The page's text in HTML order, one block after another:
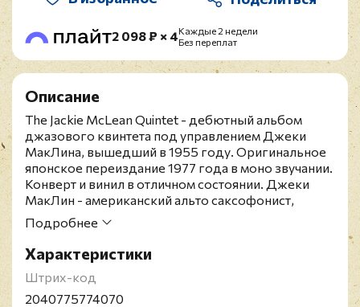
2 098 ₽ × 4Каждые 2 недели
Без переплат
Описание
The Jackie McLean Quintet - дебютный альбом
джазового квинтета под управлением Джеки
МакЛина, вышедший в 1955 году. Оригинальное
японское переиздание 1977 года в моно звучании.
Конверт и винил в отличном состоянии. Джеки
МакЛин - американский альто саксофонист,
композитор, бендлидер, педагог. Родился в
Нью-Йорке. В 1949-1953 гг. он сделал свои
первые записи как участник джазового ансамбля.
Выступал с такими звёздами джаза, как Майлз
Дэвис, Чарлз Мингус, Сонни Кларк, Диззи
Гиллеспи и другими. В 1968 году музыкант
Подробнее
Характеристики
Штрих-код
2040775774070